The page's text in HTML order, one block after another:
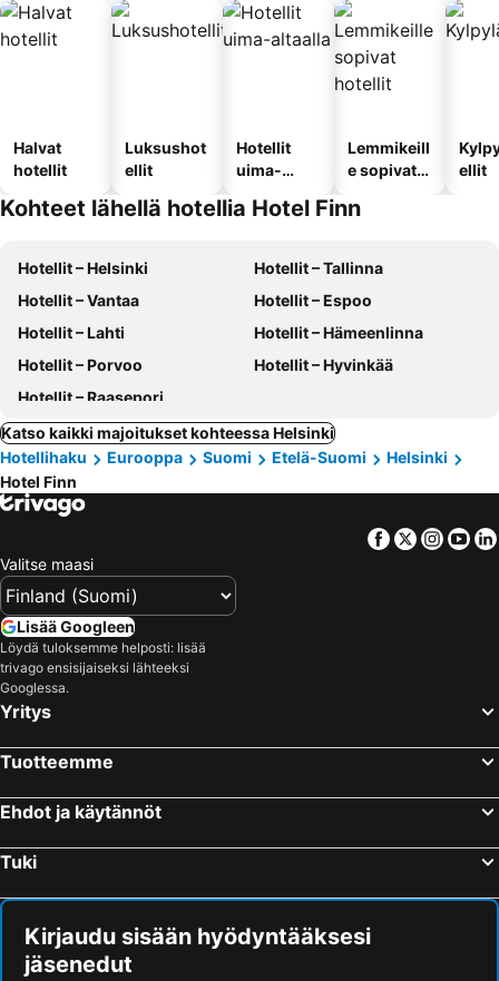
Halvat
hotellit
Luksushot
ellit
Hotellit
uima-
Lemmikeill
e sopivat
ellit
Kohteet lähellä hotellia Hotel Finn
Hotellit – Helsinki
Hotellit – Tallinna
Hotellit – Vantaa
Hotellit – Espoo
Hotellit – Lahti
Hotellit – Hämeenlinna
Hotellit – Porvoo
Hotellit – Hyvinkää
Hotellit – Raasepori
Katso kaikki majoitukset kohteessa Helsinki
Hotellihaku
Eurooppa Suomi Etelä-Suomi
Helsinki
Hotel Finn
Facebook
Twitter
Valitse maasi
Lisää Googleen
Löydä tuloksemme helposti: lisää
trivago ensisijaiseksi lähteeksi
Googlessa.
Yritys
Tuotteemme
Ehdot ja käytännöt
Tuki
Kirjaudu sisään hyödyntääksesi
jäsenedut